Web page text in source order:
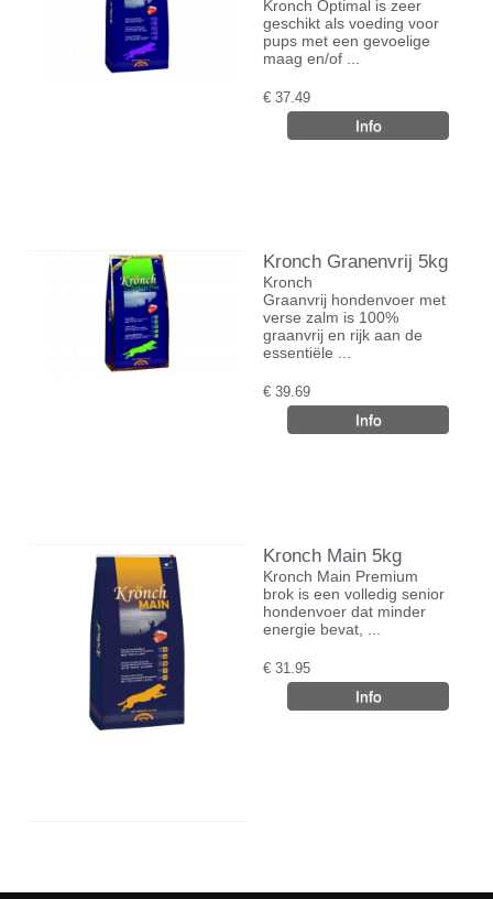
Kronch Optimal is zeer
geschikt als voeding voor
pups met een gevoelige
maag en/of ...
€ 37.49
Kronch Granenvrij 5kg
Kronch
Graanvrij hondenvoer met
verse zalm is 100%
graanvrij en rijk aan de
essentiële ...
€ 39.69
Kronch Main 5kg
Kronch Main Premium
brok is een volledig senior
hondenvoer dat minder
energie bevat, ...
€ 31.95